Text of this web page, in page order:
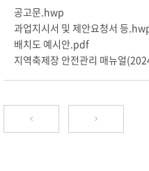
공고문.hwp
과업지시서 및 제안요청서 등
배치도 예시안.pdf
지역축제장 안전관리 매뉴얼